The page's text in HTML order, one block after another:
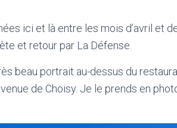
ici et là entre les mois d’avril et
et retour par La Défense.
beau portrait au-dessus du
de Choisy. Je le prends en